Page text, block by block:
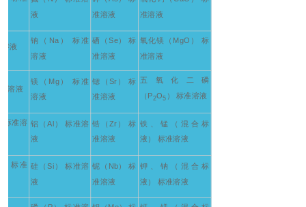
液 准溶液 准溶液
溶液
钠（Na） 标准
溶液
硒（Se） 标
准溶液
氧化镁（MgO） 标
准溶液
溶液
镁（Mg） 标准
溶液
锶（Sr） 标
准溶液
五氧化二磷
（P2O5 ） 标准溶液
标准溶 铝（Al） 标准溶
液
锆（Zr） 标
准溶液
铁、锰（混合标
液） 标准溶液
标准 硅（Si） 标准溶
液
铌（Nb） 标
准溶液
钾、钠（混合标
液） 标准溶液